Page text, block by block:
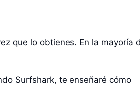
que lo obtienes. En la mayoría
Surfshark, te enseñaré cómo